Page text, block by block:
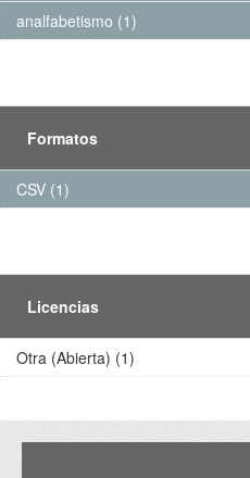
analfabetismo (1)
Formatos
CSV (1)
Licencias
Otra (Abierta) (1)